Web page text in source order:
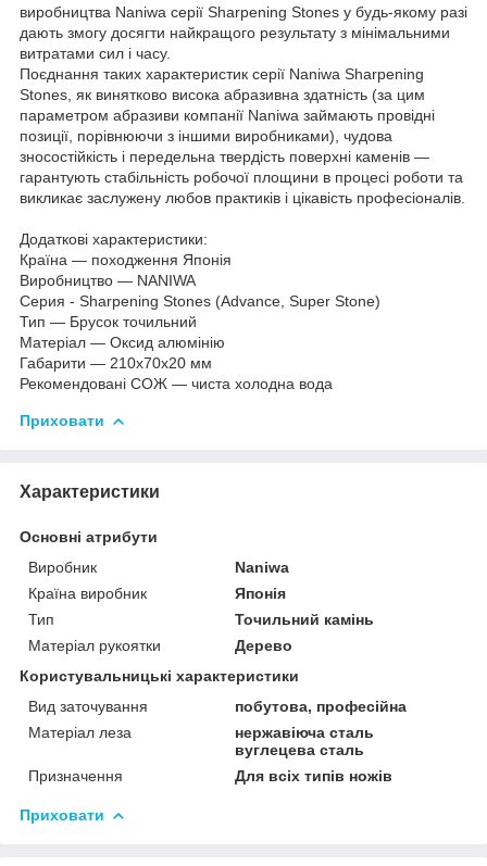
виробництва Naniwa серії Sharpening Stones у будь-якому разі
дають змогу досягти найкращого результату з мінімальними
витратами сил і часу.
Поєднання таких характеристик серії Naniwa Sharpening
Stones, як винятково висока абразивна здатність (за цим
параметром абразиви компанії Naniwa займають провідні
позиції, порівнюючи з іншими виробниками), чудова
зносостійкість і передельна твердість поверхні каменів —
гарантують стабільність робочої площини в процесі роботи та
викликає заслужену любов практиків і цікавість професіоналів.
Додаткові характеристики:
Країна — походження Японія
Виробництво — NANIWA
Серия - Sharpening Stones (Advance, Super Stone)
Тип — Брусок точильний
Матеріал — Оксид алюмінію
Габарити — 210x70x20 мм
Рекомендовані СОЖ — чиста холодна вода
Приховати
Характеристики
Основні атрибути
Виробник
Naniwa
Країна виробник
Японія
Тип
Точильний камінь
Матеріал рукоятки
Дерево
Користувальницькі характеристики
Вид заточування
побутова, професійна
Матеріал леза
нержавіюча сталь
вуглецева сталь
Призначення
Для всіх типів ножів
Приховати